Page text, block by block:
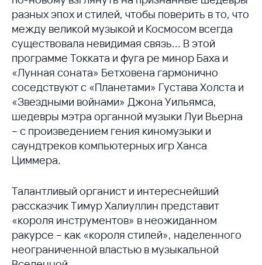
разных эпох и стилей, чтобы поверить в то, что
между великой музыкой и Космосом всегда
существовала невидимая связь... В этой
программе Токката и фуга ре минор Баха и
«Лунная соната» Бетховена гармонично
соседствуют с «Планетами» Густава Холста и
«Звездными войнами» Джона Уильямса,
шедевры мэтра органной музыки Луи Вьерна
– с произведением гения киномузыки и
саундтреков компьютерных игр Ханса
Циммера.
Талантливый органист и интереснейший
рассказчик Тимур Халиуллин представит
«короля инструментов» в неожиданном
ракурсе – как «короля стилей», наделенного
неограниченной властью в музыкальной